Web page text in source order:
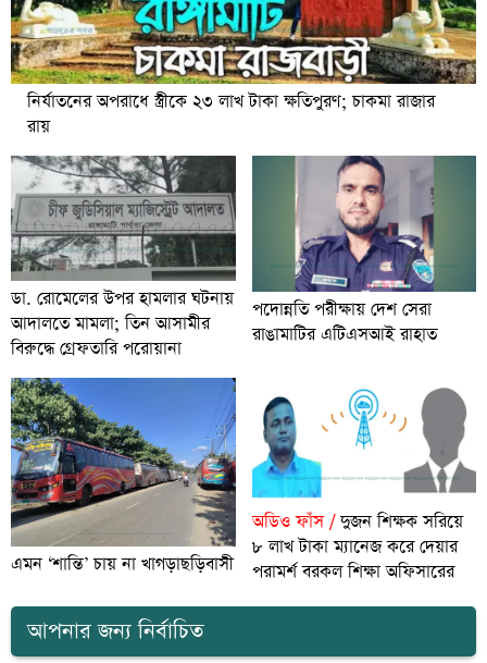
নির্যাতনের অপরাধে স্ত্রীকে ২৩ লাখ টাকা ক্ষতিপুরণ; চাকমা রাজার
রায়
ডা. রোমেলের উপর হামলার ঘটনায়
আদালতে মামলা; তিন আসামীর
বিরুদ্ধে গ্রেফতারি পরোয়ানা
পদোন্নতি পরীক্ষায় দেশ সেরা
রাঙামাটির এটিএসআই রাহাত
এমন ‘শান্তি’ চায় না খাগড়াছড়িবাসী
অডিও ফাঁস /দুজন শিক্ষক সরিয়ে
৮ লাখ টাকা ম্যানেজ করে দেয়ার
পরামর্শ বরকল শিক্ষা অফিসারের
আপনার জন্য নির্বাচিত